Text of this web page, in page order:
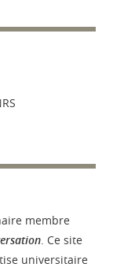
membre
. Ce site
universitaire